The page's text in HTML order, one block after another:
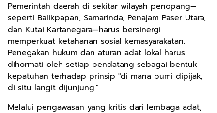
Pemerintah daerah di sekitar wilayah penopang—
seperti Balikpapan, Samarinda, Penajam Paser Utara,
dan Kutai Kartanegara—harus bersinergi
memperkuat ketahanan sosial kemasyarakatan.
Penegakan hukum dan aturan adat lokal harus
dihormati oleh setiap pendatang sebagai bentuk
kepatuhan terhadap prinsip "di mana bumi dipijak,
di situ langit dijunjung."
Melalui pengawasan yang kritis dari lembaga adat,